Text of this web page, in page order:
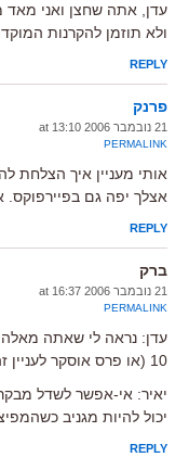
עדן, אתה שחצן ואני מאד
ולא תוזמן להקרנות
REPLY
פרנק
21 נובמבר 2006 at 13:10
PERMALINK
אותי מעניין איך
אצלך יפה גם בפיירפוקס.
REPLY
ברק
21 נובמבר 2006 at 16:37
PERMALINK
עדן: נראה לי שאתה מאלה
10 (או פרס אוסקר לעניין זה).
יאיר: אי-אפשר לשדל
יכול להיות מגניב
REPLY